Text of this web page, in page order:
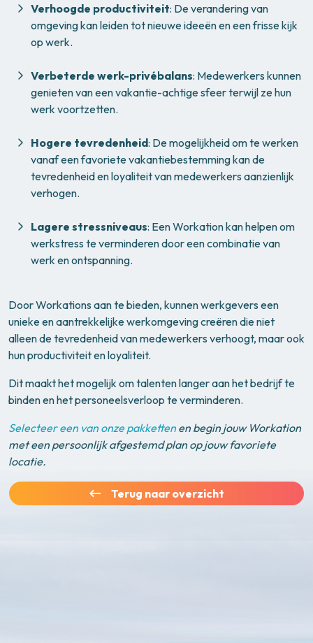
Verhoogde productiviteit: De verandering van
omgeving kan leiden tot nieuwe ideeën en een frisse kijk
op werk.
Verbeterde werk-privébalans: Medewerkers kunnen
genieten van een vakantie-achtige sfeer terwijl ze hun
werk voortzetten.
Hogere tevredenheid: De mogelijkheid om te werken
vanaf een favoriete vakantiebestemming kan de
tevredenheid en loyaliteit van medewerkers aanzienlijk
verhogen.
Lagere stressniveaus: Een Workation kan helpen om
werkstress te verminderen door een combinatie van
werk en ontspanning.
Door Workations aan te bieden, kunnen werkgevers een
unieke en aantrekkelijke werkomgeving creëren die niet
alleen de tevredenheid van medewerkers verhoogt, maar ook
hun productiviteit en loyaliteit.
Dit maakt het mogelijk om talenten langer aan het bedrijf te
binden en het personeelsverloop te verminderen.
Selecteer een van onze pakkettenen begin jouw Workation
met een persoonlijk afgestemd plan op jouw favoriete
locatie.
Terug naar overzicht